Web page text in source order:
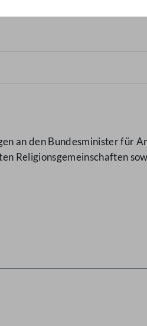
an den Bundesminister für
Religionsgemeinschaften